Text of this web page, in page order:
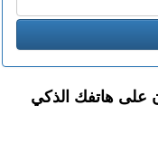
على هاتفك الذكي